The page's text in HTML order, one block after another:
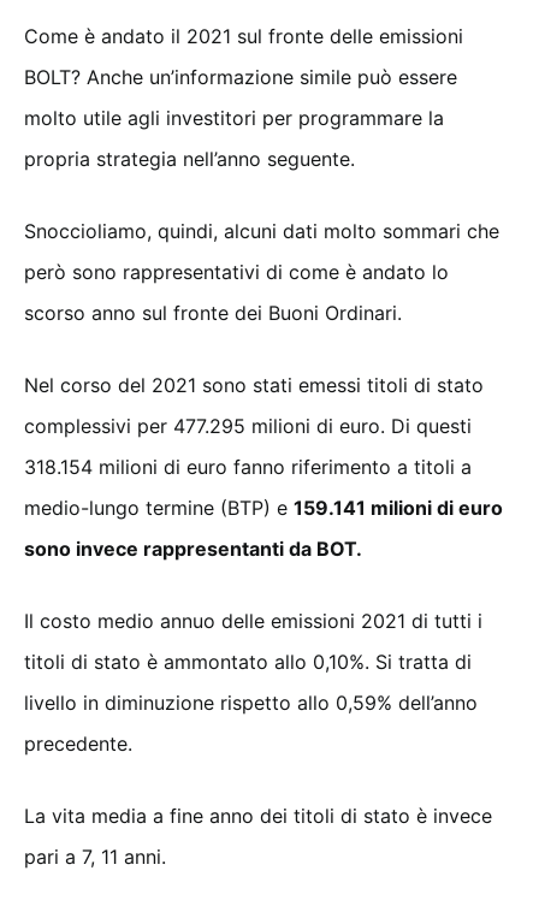
Come è andato il 2021 sul fronte delle emissioni
BOLT? Anche un’informazione simile può essere
molto utile agli investitori per programmare la
propria strategia nell’anno seguente.
Snoccioliamo, quindi, alcuni dati molto sommari che
però sono rappresentativi di come è andato lo
scorso anno sul fronte dei Buoni Ordinari.
Nel corso del 2021 sono stati emessi titoli di stato
complessivi per 477.295 milioni di euro. Di questi
318.154 milioni di euro fanno riferimento a titoli a
medio-lungo termine (BTP) e 159.141 milioni di euro
sono invece rappresentanti da BOT.
Il costo medio annuo delle emissioni 2021 di tutti i
titoli di stato è ammontato allo 0,10%. Si tratta di
livello in diminuzione rispetto allo 0,59% dell’anno
precedente.
La vita media a fine anno dei titoli di stato è invece
pari a 7, 11 anni.